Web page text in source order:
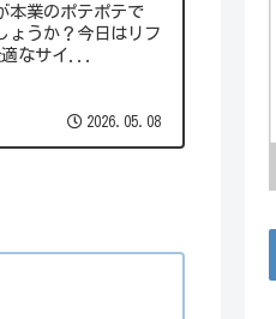
本業のポテポテで
ょうか？今日はリフ
適なサイ...
2026.05.08